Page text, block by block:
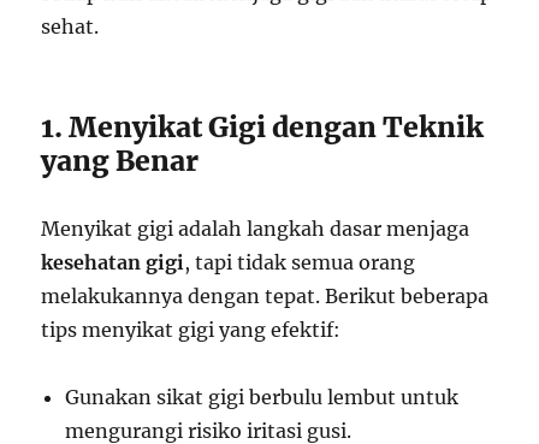
sehat.
1. Menyikat Gigi dengan Teknik
yang Benar
Menyikat gigi adalah langkah dasar menjaga
kesehatan gigi , tapi tidak semua orang
melakukannya dengan tepat. Berikut beberapa
tips menyikat gigi yang efektif:
Gunakan sikat gigi berbulu lembut untuk
mengurangi risiko iritasi gusi.